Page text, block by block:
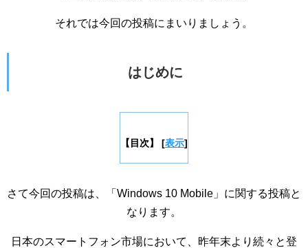
それでは今回の投稿にまいりましょう。
はじめに
【目次】 [表示]
さて今回の投稿は、「Windows 10 Mobile」に関する投稿と
なります。
日本のスマートフォン市場において、昨年末より続々と登